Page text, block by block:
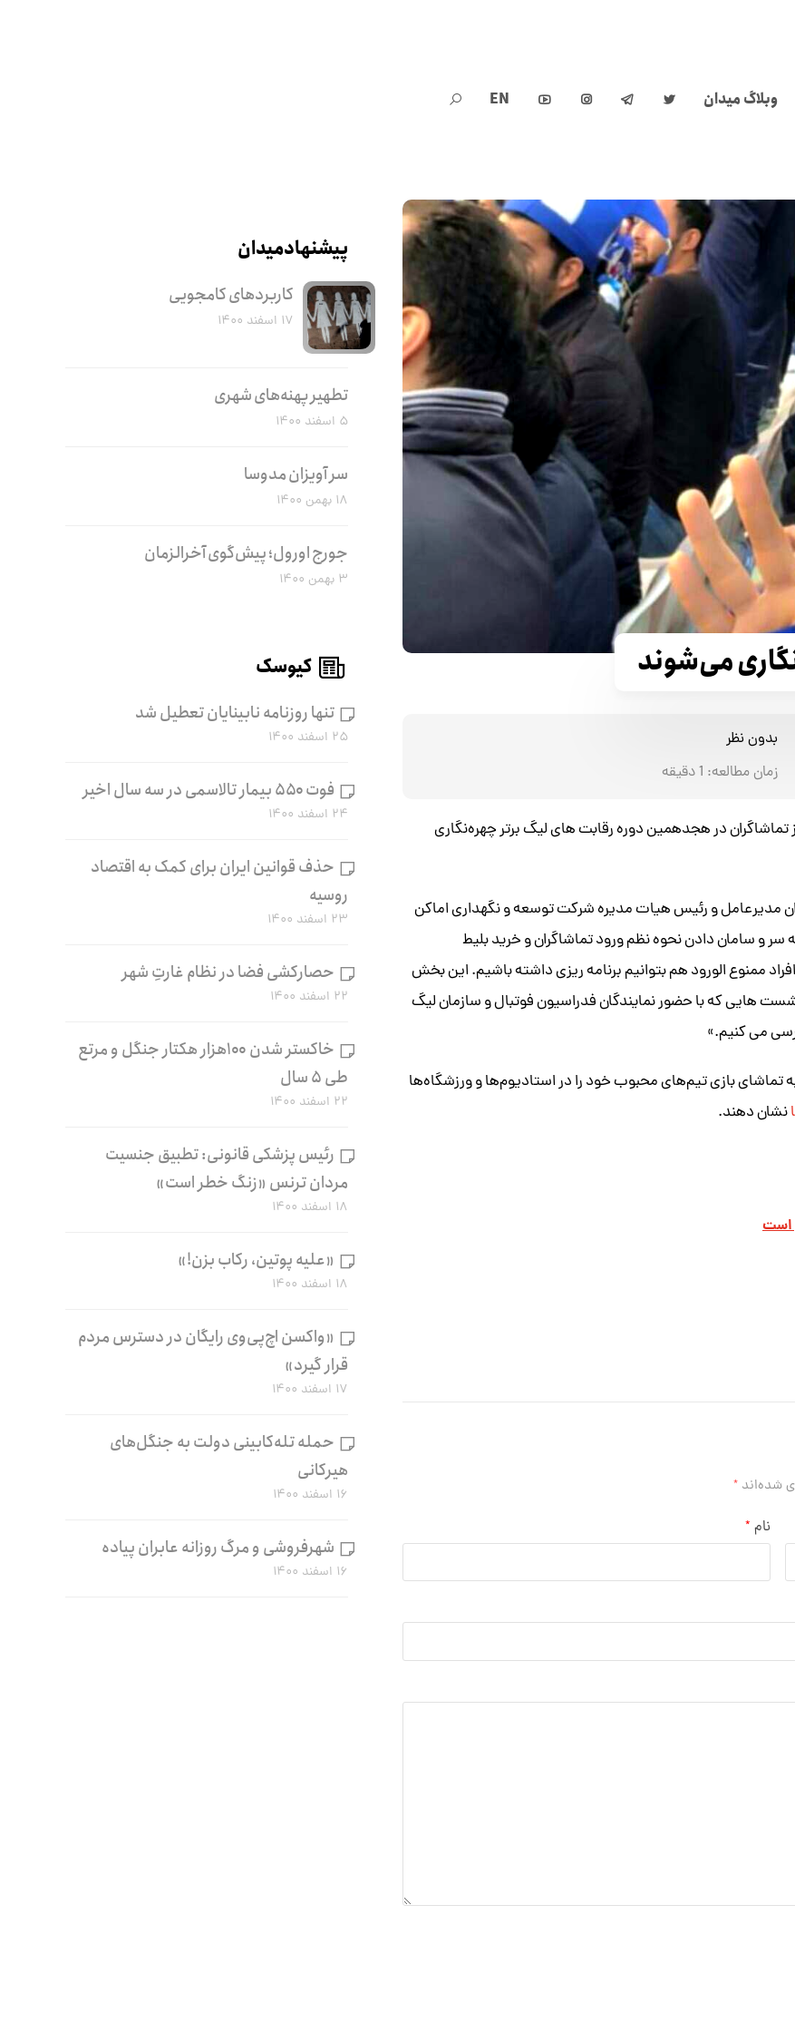
وبلاگ میدان 



EN

می‌شوند
بدون نظر
زمان مطالعه: 1دقیقه
در هجدهمین دوره رقابت های لیگ برتر چهره‌نگاری
مدیرعامل و رئیس هیات مدیره شرکت توسعه و نگهداری اماکن
و سامان دادن نحوه نظم ورود تماشاگران و خرید بلیط
ممنوع الورود هم بتوانیم برنامه ریزی داشته باشیم. این بخش
هایی که با حضور نمایندگان فدراسیون فوتبال و سازمان لیگ
می کنیم.»
تماشای بازی تیم‌های محبوب خود را در استادیوم‌ها و ورزشگاه‌ها
نشان دهند.
است
شده‌اند *
نام *
پیشنهاد میدان
کاربرد‌های کامجویی
۱۷ اسفند ۱۴۰۰
تطهیر پهنه‌های شهری
۵ اسفند ۱۴۰۰
سر آویزان مدوسا
۱۸ بهمن ۱۴۰۰
جورج اورول؛ پیش‌گوی آخرالزمان
۳ بهمن ۱۴۰۰
کیوسک
تنها روزنامه نابینایان تعطیل شد
۲۵ اسفند ۱۴۰۰
فوت ۵۵۰ بیمار تالاسمی در سه سال اخیر
۲۴ اسفند ۱۴۰۰
حذف قوانین ایران برای کمک به اقتصاد
روسیه
۲۳ اسفند ۱۴۰۰
حصارکشی فضا در نظام غارتِ شهر
۲۲ اسفند ۱۴۰۰
خاکستر شدن ۱۰۰هزار هکتار جنگل و مرتع
طی ۵ سال
۲۲ اسفند ۱۴۰۰
رئیس پزشکی قانونی: تطبیق جنسیت
مردان ترنس «زنگ خطر است»
۱۸ اسفند ۱۴۰۰
«علیه پوتین، رکاب بزن!»
۱۸ اسفند ۱۴۰۰
«واکسن اچ‌پی‌وی رایگان در دسترس مردم
قرار گیرد»
۱۷ اسفند ۱۴۰۰
حمله تله‌کابینی دولت به جنگل‌های
هیرکانی
۱۶ اسفند ۱۴۰۰
شهرفروشی و مرگ روزانه عابران پیاده
۱۶ اسفند ۱۴۰۰